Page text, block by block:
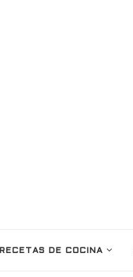
RECETAS DE COCINA